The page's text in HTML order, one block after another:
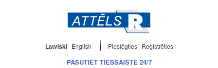
Latviski English Pieslēgties Reģistrēties
PASŪTIET TIEŠSAISTĒ 24/7